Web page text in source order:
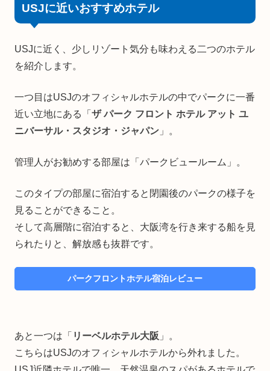
USJに近いおすすめホテル
USJに近く、少しリゾート気分も味わえる二つのホテル
を紹介します。
一つ目はUSJのオフィシャルホテルの中でパークに一番
近い立地にある「 ザ パーク フロント ホテル アット ユ
ニバーサル・スタジオ・ジャパン 」。
管理人がお勧めする部屋は「パークビュールーム」。
このタイプの部屋に宿泊すると閉園後のパークの様子を
見ることができること。
そして高層階に宿泊すると、大阪湾を行き来する船を見
られたりと、解放感も抜群です。
パークフロントホテル宿泊レビュー
あと一つは「 リーベルホテル大阪 」。
こちらはUSJのオフィシャルホテルから外れました。